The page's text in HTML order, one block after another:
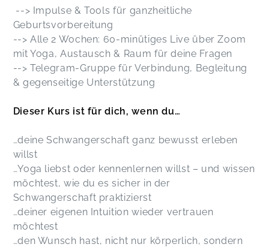
--> Impulse & Tools für ganzheitliche
Geburtsvorbereitung
--> Alle 2 Wochen: 60-minütiges Live über Zoom
mit Yoga, Austausch & Raum für deine Fragen
--> Telegram-Gruppe für Verbindung, Begleitung
& gegenseitige Unterstützung
Dieser Kurs ist für dich, wenn du…
…deine Schwangerschaft ganz bewusst erleben
willst
…Yoga liebst oder kennenlernen willst – und wissen
möchtest, wie du es sicher in der
Schwangerschaft praktizierst
…deiner eigenen Intuition wieder vertrauen
möchtest
…den Wunsch hast, nicht nur körperlich, sondern